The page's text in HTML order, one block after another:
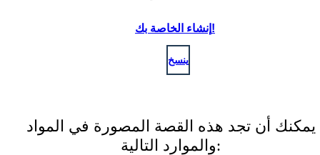
إنشاء الخاصة بك!
ينسخ
يمكنك أن تجد هذه القصة المصورة في المواد
والموارد التالية: